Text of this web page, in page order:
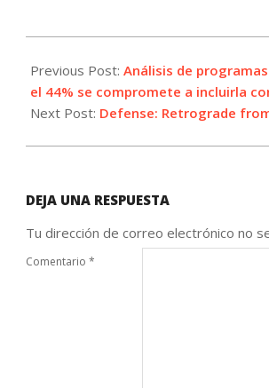
05-
11
Previous Post: Análisis de
el 44% se compromete a incluirla
Next Post: Defense: Retrograde
DEJA UNA RESPUESTA
Tu dirección de correo electrónico no
Comentario *